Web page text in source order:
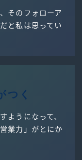
そのフォローア
と私は思ってい
つく
ようになって、
業力」がとにか